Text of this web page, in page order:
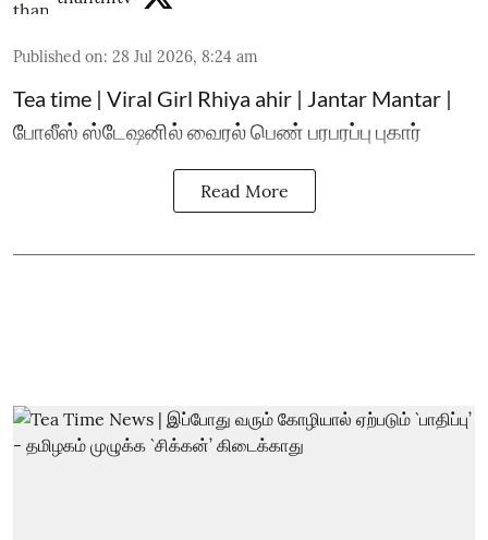
Published on: 28 Jul 2026, 8:24 am
Tea time | Viral Girl Rhiya ahir | Jantar Mantar |
போலீஸ் ஸ்டேஷனில் வைரல் பெண் பரபரப்பு புகார்
Read More